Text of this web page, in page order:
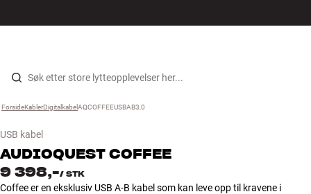
Hopp til innhold
Høyttalere
Hodetelefon
Surround
Forside ›
Kabler ›
Digitalkabel ›
AQCOFFEEUSBAB3,0
USB kabel
AUDIOQUESTCOFFEE
9 398,-/ STK
Coffee er en eksklusiv USB A-B kabel som kan leve opp til kravene i